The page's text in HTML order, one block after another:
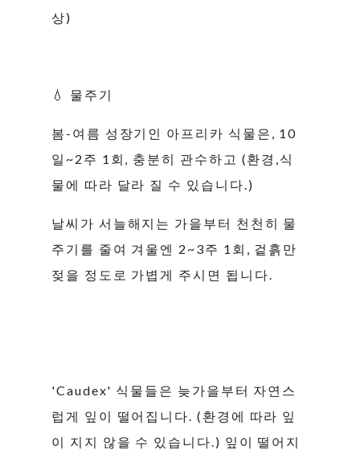
상)
💧 물주기
봄-여름 성장기인 아프리카 식물은, 10
일~2주 1회, 충분히 관수하고 (환경,식
물에 따라 달라 질 수 있습니다.)
날씨가 서늘해지는 가을부터 천천히 물
주기를 줄여 겨울엔 2~3주 1회, 겉흙만
젖을 정도로 가볍게 주시면 됩니다.
'Caudex' 식물들은 늦가을부터 자연스
럽게 잎이 떨어집니다. (환경에 따라 잎
이 지지 않을 수 있습니다.) 잎이 떨어지